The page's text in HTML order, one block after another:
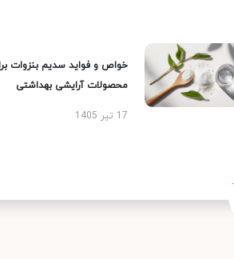
خواص و فواید سدیم بنزوات
محصولات آرایشی بهداشتی
17 تیر 1405